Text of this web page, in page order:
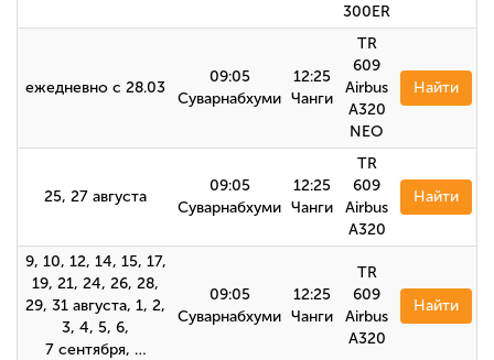
300ER
ежедневно с 28.03
09:05
Суварнабхуми
12:25
Чанги
TR
609
Airbus
A320
NEO
Найти
25, 27 августа
09:05
Суварнабхуми
12:25
Чанги
TR
609
Airbus
A320
Найти
9, 10, 12, 14, 15, 17,
19, 21, 24, 26, 28,
29, 31 августа, 1, 2,
3, 4, 5, 6,
7 сентября, …
09:05
Суварнабхуми
12:25
Чанги
TR
609
Airbus
А320
Найти